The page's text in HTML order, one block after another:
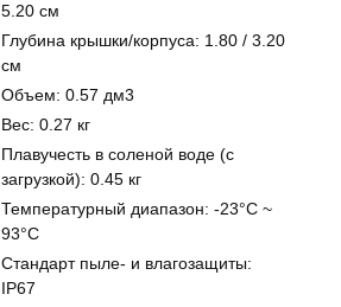
5.20 см
Глубина крышки/корпуса: 1.80 / 3.20
см
Объем: 0.57 дм3
Вес: 0.27 кг
Плавучесть в соленой воде (с
загрузкой): 0.45 кг
Температурный диапазон: -23°C ~
93°C
Стандарт пыле- и влагозащиты:
IP67